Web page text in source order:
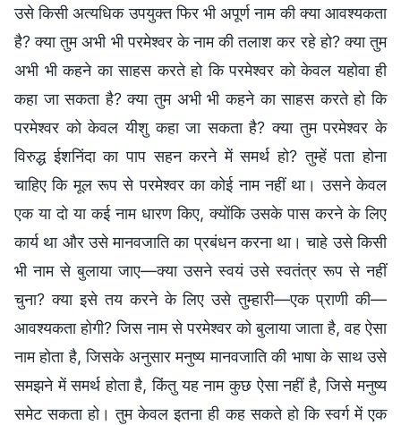
उसे किसी अत्यधिक उपयुक्त फिर भी अपूर्ण नाम की क्या आवश्यकता
है? क्या तुम अभी भी परमेश्वर के नाम की तलाश कर रहे हो? क्या तुम
अभी भी कहने का साहस करते हो कि परमेश्वर को केवल यहोवा ही
कहा जा सकता है? क्या तुम अभी भी कहने का साहस करते हो कि
परमेश्वर को केवल यीशु कहा जा सकता है? क्या तुम परमेश्वर के
विरुद्ध ईशनिंदा का पाप सहन करने में समर्थ हो? तुम्हें पता होना
चाहिए कि मूल रूप से परमेश्वर का कोई नाम नहीं था। उसने केवल
एक या दो या कई नाम धारण किए, क्योंकि उसके पास करने के लिए
कार्य था और उसे मानवजाति का प्रबंधन करना था। चाहे उसे किसी
भी नाम से बुलाया जाए—क्या उसने स्वयं उसे स्वतंत्र रूप से नहीं
चुना? क्या इसे तय करने के लिए उसे तुम्हारी—एक प्राणी की—
आवश्यकता होगी? जिस नाम से परमेश्वर को बुलाया जाता है, वह ऐसा
नाम होता है, जिसके अनुसार मनुष्य मानवजाति की भाषा के साथ उसे
समझने में समर्थ होता है, किंतु यह नाम कुछ ऐसा नहीं है, जिसे मनुष्य
समेट सकता हो। तुम केवल इतना ही कह सकते हो कि स्वर्ग में एक